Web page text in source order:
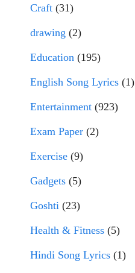
Craft (31)
drawing (2)
Education (195)
English Song Lyrics (1)
Entertainment (923)
Exam Paper (2)
Exercise (9)
Gadgets (5)
Goshti (23)
Health & Fitness (5)
Hindi Song Lyrics (1)